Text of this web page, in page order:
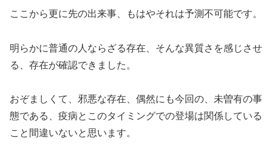
ここから更に先の出来事、もはやそれは予測不可能です。
明らかに普通の人ならざる存在、そんな異質さを感じさせ
る、存在が確認できました。
おぞましくて、邪悪な存在、偶然にも今回の、未曽有の事
態である、疫病とこのタイミングでの登場は関係している
こと間違いないと思います。